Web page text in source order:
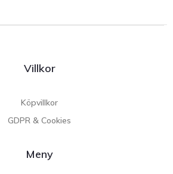
Villkor
Köpvillkor
GDPR & Cookies
Meny